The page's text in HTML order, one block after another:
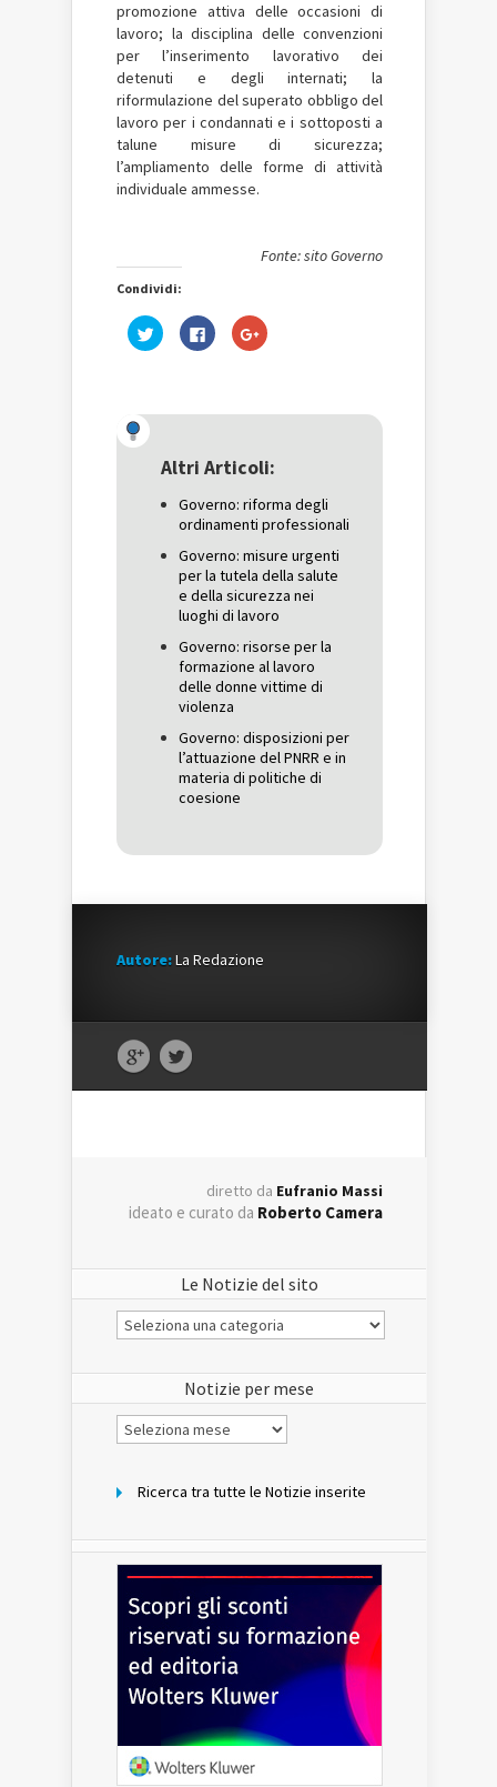
promozione attiva delle occasioni di
lavoro; la disciplina delle convenzioni
per l’inserimento lavorativo dei
detenuti e degli internati; la
riformulazione del superato obbligo del
lavoro per i condannati e i sottoposti a
talune misure di sicurezza;
l’ampliamento delle forme di attività
individuale ammesse.
Fonte: sito Governo
Condividi:
Fai
clic
una
nuova
Fai
clic
nuova
finestra)
Fai
clic
una
nuova
Altri Articoli:
Governo: riforma degli
ordinamenti professionali
Governo: misure urgenti
per la tutela della salute
e della sicurezza nei
luoghi di lavoro
Governo: risorse per la
formazione al lavoro
delle donne vittime di
violenza
Governo: disposizioni per
l’attuazione del PNRR e in
materia di politiche di
coesione
Autore:La Redazione
diretto da Eufranio Massi
ideato e curato da Roberto Camera
Le Notizie del sito
Le
Notizie
Notizie per mese
Notizie
per
Ricerca tra tutte le Notizie inserite